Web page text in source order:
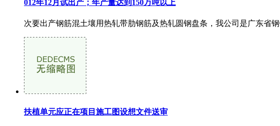
012年12月试出产；年产量达到150万吨以上
次要出产钢筋混土壤用热轧带肋钢筋及热轧圆钢盘条，我公司是广东省
扶植单元应正在项目施工图设想文件送审